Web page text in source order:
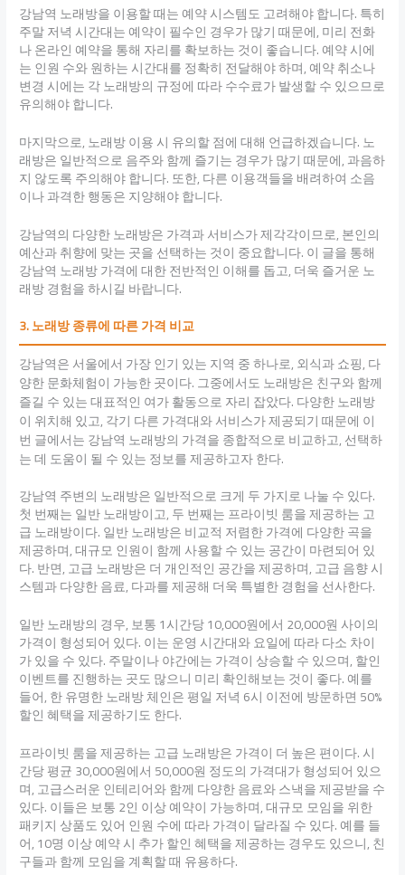
강남역 노래방을 이용할 때는 예약 시스템도 고려해야 합니다. 특히
주말 저녁 시간대는 예약이 필수인 경우가 많기 때문에, 미리 전화
나 온라인 예약을 통해 자리를 확보하는 것이 좋습니다. 예약 시에
는 인원 수와 원하는 시간대를 정확히 전달해야 하며, 예약 취소나
변경 시에는 각 노래방의 규정에 따라 수수료가 발생할 수 있으므로
유의해야 합니다.
마지막으로, 노래방 이용 시 유의할 점에 대해 언급하겠습니다. 노
래방은 일반적으로 음주와 함께 즐기는 경우가 많기 때문에, 과음하
지 않도록 주의해야 합니다. 또한, 다른 이용객들을 배려하여 소음
이나 과격한 행동은 지양해야 합니다.
강남역의 다양한 노래방은 가격과 서비스가 제각각이므로, 본인의
예산과 취향에 맞는 곳을 선택하는 것이 중요합니다. 이 글을 통해
강남역 노래방 가격에 대한 전반적인 이해를 돕고, 더욱 즐거운 노
래방 경험을 하시길 바랍니다.
3. 노래방 종류에 따른 가격 비교
강남역은 서울에서 가장 인기 있는 지역 중 하나로, 외식과 쇼핑, 다
양한 문화체험이 가능한 곳이다. 그중에서도 노래방은 친구와 함께
즐길 수 있는 대표적인 여가 활동으로 자리 잡았다. 다양한 노래방
이 위치해 있고, 각기 다른 가격대와 서비스가 제공되기 때문에 이
번 글에서는 강남역 노래방의 가격을 종합적으로 비교하고, 선택하
는 데 도움이 될 수 있는 정보를 제공하고자 한다.
강남역 주변의 노래방은 일반적으로 크게 두 가지로 나눌 수 있다.
첫 번째는 일반 노래방이고, 두 번째는 프라이빗 룸을 제공하는 고
급 노래방이다. 일반 노래방은 비교적 저렴한 가격에 다양한 곡을
제공하며, 대규모 인원이 함께 사용할 수 있는 공간이 마련되어 있
다. 반면, 고급 노래방은 더 개인적인 공간을 제공하며, 고급 음향 시
스템과 다양한 음료, 다과를 제공해 더욱 특별한 경험을 선사한다.
일반 노래방의 경우, 보통 1시간당 10,000원에서 20,000원 사이의
가격이 형성되어 있다. 이는 운영 시간대와 요일에 따라 다소 차이
가 있을 수 있다. 주말이나 야간에는 가격이 상승할 수 있으며, 할인
이벤트를 진행하는 곳도 많으니 미리 확인해보는 것이 좋다. 예를
들어, 한 유명한 노래방 체인은 평일 저녁 6시 이전에 방문하면 50%
할인 혜택을 제공하기도 한다.
프라이빗 룸을 제공하는 고급 노래방은 가격이 더 높은 편이다. 시
간당 평균 30,000원에서 50,000원 정도의 가격대가 형성되어 있으
며, 고급스러운 인테리어와 함께 다양한 음료와 스낵을 제공받을 수
있다. 이들은 보통 2인 이상 예약이 가능하며, 대규모 모임을 위한
패키지 상품도 있어 인원 수에 따라 가격이 달라질 수 있다. 예를 들
어, 10명 이상 예약 시 추가 할인 혜택을 제공하는 경우도 있으니, 친
구들과 함께 모임을 계획할 때 유용하다.